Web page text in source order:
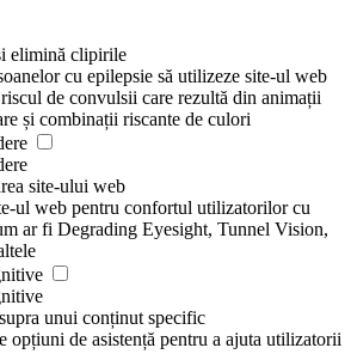
elimină clipirile
cu epilepsie să utilizeze site-ul web
de convulsii care rezultă din animații
și combinații riscante de culori
site-ului web
ul web pentru confortul utilizatorilor cu
ar fi Degrading Eyesight, Tunnel Vision,
unui conținut specific
opțiuni de asistență pentru a ajuta utilizatorii